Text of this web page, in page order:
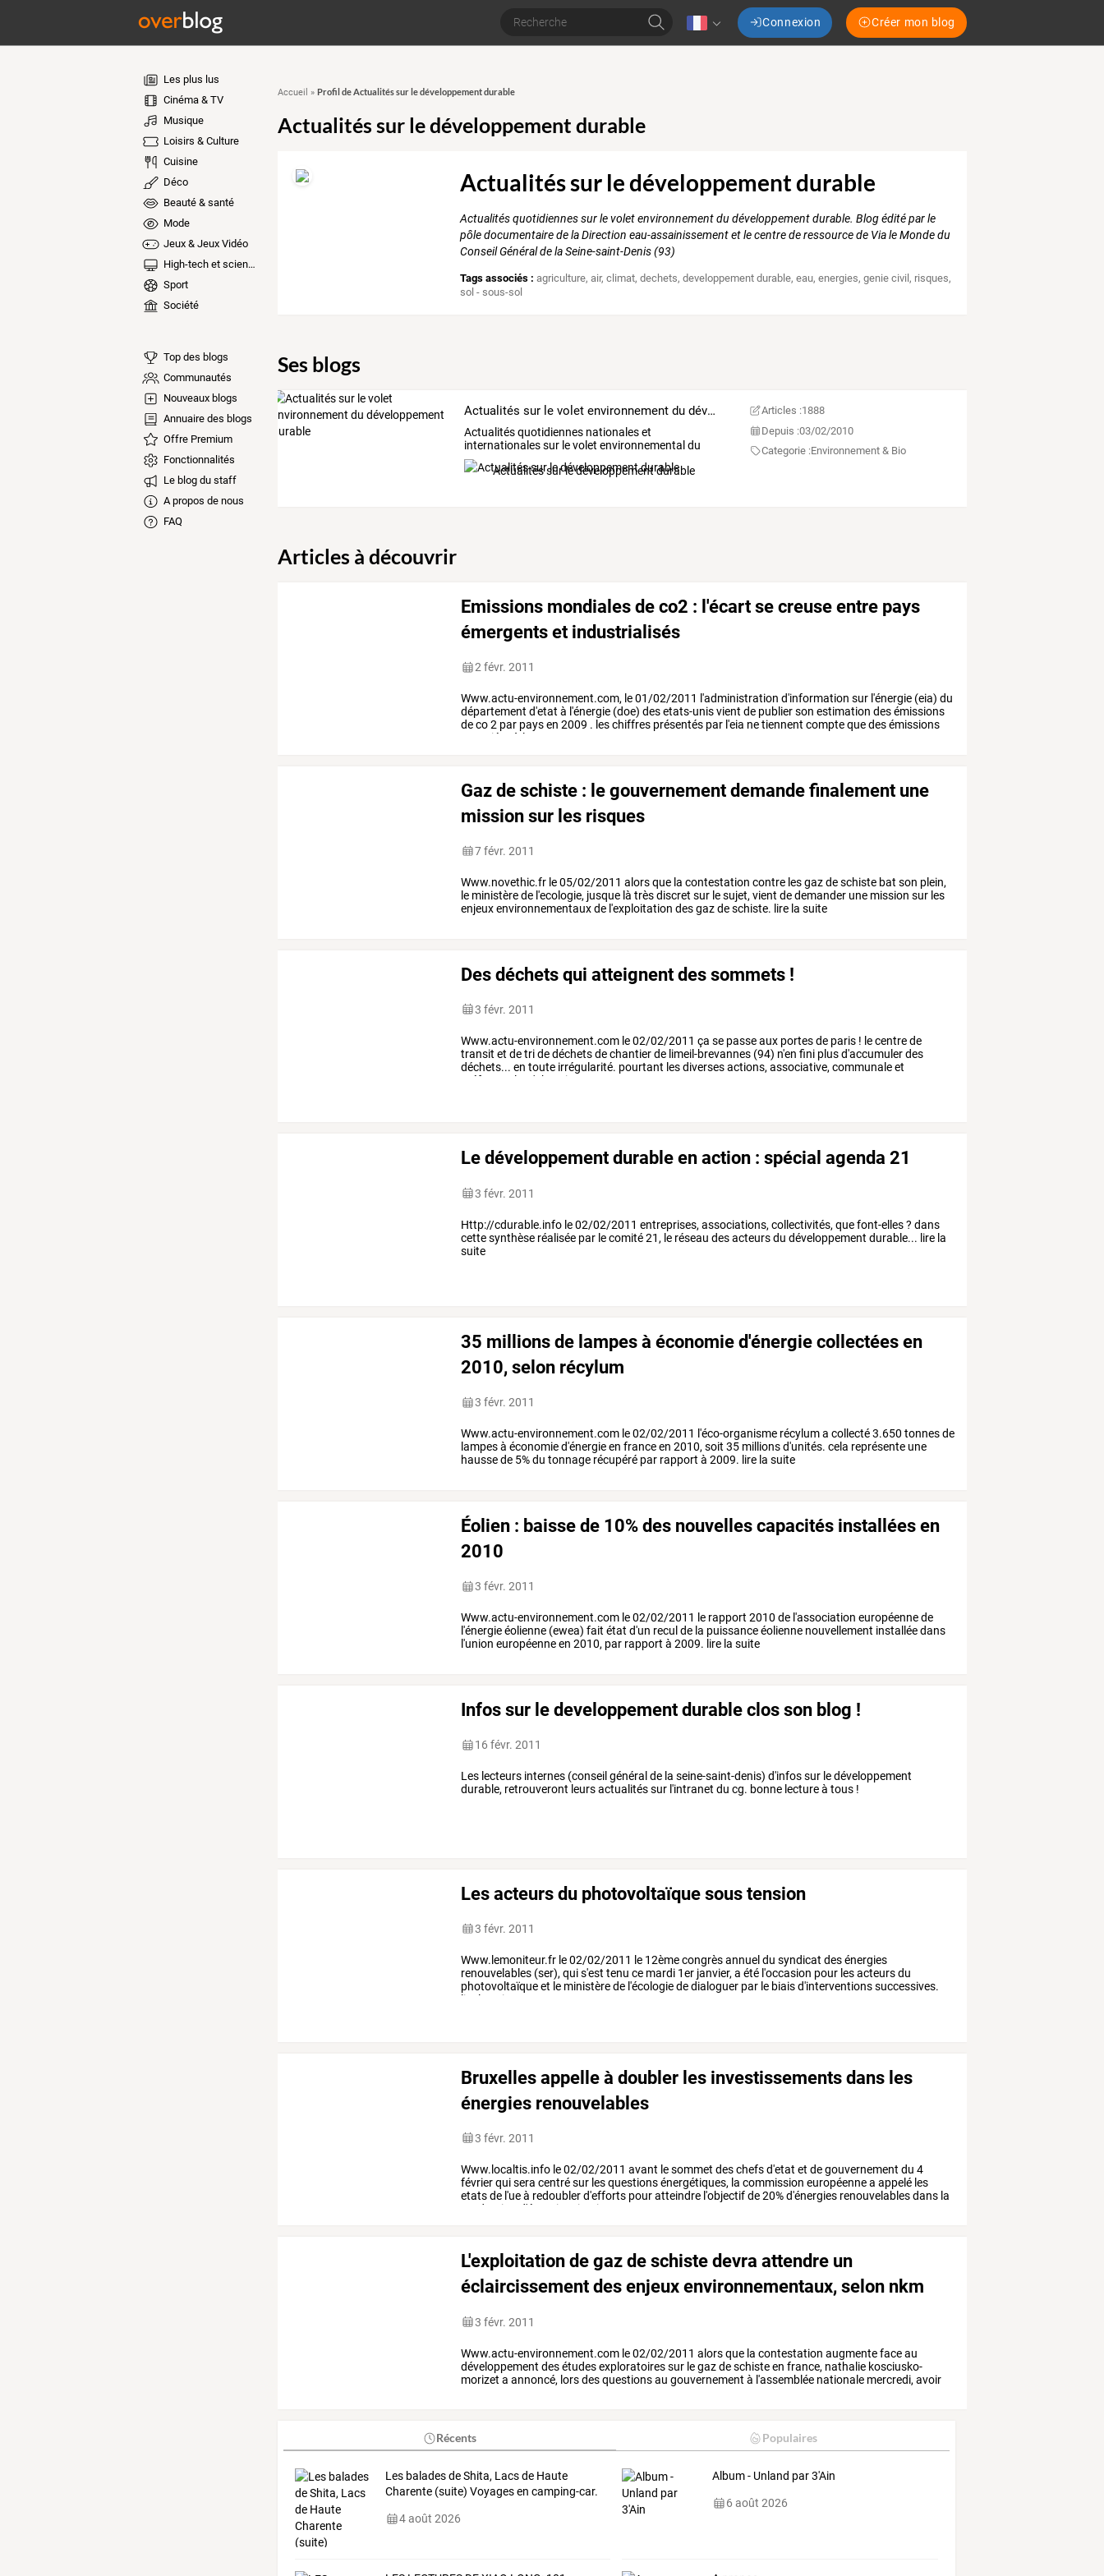
Connexion Créer mon blog
Les plus lus
Cinéma & TV
Musique
Loisirs & Culture
Cuisine
Déco
Beauté & santé
Mode
Jeux & Jeux Vidéo
High-tech et sciences
Sport
Société
Top des blogs
Communautés
Nouveaux blogs
Annuaire des blogs
Offre Premium
Fonctionnalités
Le blog du staff
A propos de nous
FAQ
Accueil » Profil de Actualités sur le développement durable
Actualités sur le développement durable
Actualités sur le développement durable
Actualités quotidiennes sur le volet environnement du développement durable. Blog édité par le
pôle documentaire de la Direction eau-assainissement et le centre de ressource de Via le Monde du
Conseil Général de la Seine-saint-Denis (93)
Tags associés : agriculture,air,climat,dechets,developpement durable,eau,energies,genie civil, risques,
sol - sous-sol
Ses blogs
Actualités sur le volet environnement du développement durable
Actualitésquotidiennesnationaleset
internationalessurlevolet environnemental du
développement
Actualités sur le développement durable
Articles :1888
Depuis :03/02/2010
Categorie :Environnement & Bio
Articles à découvrir
Emissions mondiales de co2 : l'écart se creuse entre pays
émergents et industrialisés
2 févr. 2011
Www.actu-environnement.com, le01/02/2011 l'administration d'information sur l'énergie (eia) du
département d'etat à l'énergie (doe) desetats-unisvient de publierson estimation desémissions
deco2 par paysen 2009 . leschiffres présentés par l'eia netiennent comptequedesémissions
associées
à la
Gaz de schiste : le gouvernement demande finalement une
mission sur les risques
7 févr. 2011
Www.novethic.fr le 05/02/2011 alors que la contestation contre les gaz de schiste bat son plein,
le ministère de l'ecologie, jusque là très discret sur le sujet, vient de demander une mission sur les
enjeux environnementaux de l'exploitation des gaz de schiste. lire la suite
Des déchets qui atteignent des sommets !
3 févr. 2011
Www.actu-environnement.com le02/02/2011 ça se passeaux portesde paris ! lecentrede
transit et detridedéchetsdechantierde limeil-brevannes (94) n'en fini plusd'accumulerdes
déchets... en toute irrégularité. pourtant lesdiversesactions, associative, communaleet
préfectorale,
n'aboutissent
Le développement durable en action : spécial agenda 21
3 févr. 2011
Http://cdurable.info le 02/02/2011 entreprises, associations, collectivités, que font-elles ? dans
cette synthèse réalisée par le comité 21, le réseau des acteurs du développement durable... lire la
suite
35 millions de lampes à économie d'énergie collectées en
2010, selon récylum
3 févr. 2011
Www.actu-environnement.com le 02/02/2011 l'éco-organisme récylum a collecté 3.650 tonnes de
lampes à économie d'énergie en france en 2010, soit 35 millions d'unités. cela représente une
hausse de 5% du tonnage récupéré par rapport à 2009. lire la suite
Éolien : baisse de 10% des nouvelles capacités installées en
2010
3 févr. 2011
Www.actu-environnement.com le 02/02/2011 le rapport 2010 de l'association européenne de
l'énergie éolienne (ewea) fait état d'un recul de la puissance éolienne nouvellement installée dans
l'union européenne en 2010, par rapport à 2009. lire la suite
Infos sur le developpement durable clos son blog !
16 févr. 2011
Les lecteurs internes (conseil général de la seine-saint-denis) d'infos sur le développement
durable, retrouveront leurs actualités sur l'intranet du cg. bonne lecture à tous !
Les acteurs du photovoltaïque sous tension
3 févr. 2011
Www.lemoniteur.fr le 02/02/2011 le 12ème congrès annuel du syndicat des énergies
renouvelables (ser), qui s'est tenu ce mardi 1er janvier, a été l'occasion pour les acteurs du
photovoltaïque et le ministère de l'écologie de dialoguer par le biais d'interventions successives.
lire la suite
Bruxelles appelle à doubler les investissements dans les
énergies renouvelables
3 févr. 2011
Www.localtis.info le02/02/2011 avant lesommet deschefsd'etat et degouvernement du 4
févrierquisera centrésur lesquestionsénergétiques, la commission européennea appelé les
etatsde l'ueà redoublerd'efforts pouratteindre l'objectifde20%d'énergies renouvelablesdans la
production
d'énergie primaire
L'exploitation de gaz de schiste devra attendre un
éclaircissement des enjeux environnementaux, selon nkm
3 févr. 2011
Www.actu-environnement.com le02/02/2011 alorsque la contestation augmentefaceau
développement desétudesexploratoiressur legazdeschisteen france, nathalie kosciusko-
morizet a annoncé, lorsdesquestionsau gouvernement à l'assemblée nationale mercredi, avoir
Récents Populaires
Les balades de Shita, Lacs de Haute
Charente (suite) Voyages en camping-car.
4 août 2026
Album - Unland par 3'Ain
6 août 2026